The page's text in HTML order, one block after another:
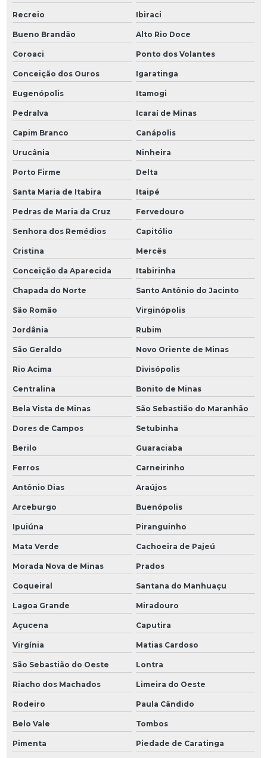
Recreio Ibiraci
Bueno Brandão Alto Rio Doce
Coroaci Ponto dos Volantes
Conceição dos Ouros Igaratinga
Eugenópolis Itamogi
Pedralva Icaraí de Minas
Capim Branco Canápolis
Urucânia Ninheira
Porto Firme Delta
Santa Maria de Itabira Itaipé
Pedras de Maria da Cruz Fervedouro
Senhora dos Remédios Capitólio
Cristina Mercês
Conceição da Aparecida Itabirinha
Chapada do Norte Santo Antônio do Jacinto
São Romão Virginópolis
Jordânia Rubim
São Geraldo Novo Oriente de Minas
Rio Acima Divisópolis
Centralina Bonito de Minas
Bela Vista de Minas São Sebastião do Maranhão
Dores de Campos Setubinha
Berilo Guaraciaba
Ferros Carneirinho
Antônio Dias Araújos
Arceburgo Buenópolis
Ipuiúna Piranguinho
Mata Verde Cachoeira de Pajeú
Morada Nova de Minas Prados
Coqueiral Santana do Manhuaçu
Lagoa Grande Miradouro
Açucena Caputira
Virgínia Matias Cardoso
São Sebastião do Oeste Lontra
Riacho dos Machados Limeira do Oeste
Rodeiro Paula Cândido
Belo Vale Tombos
Pimenta Piedade de Caratinga